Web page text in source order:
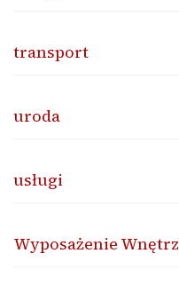
transport
uroda
usługi
Wyposażenie Wnętrz